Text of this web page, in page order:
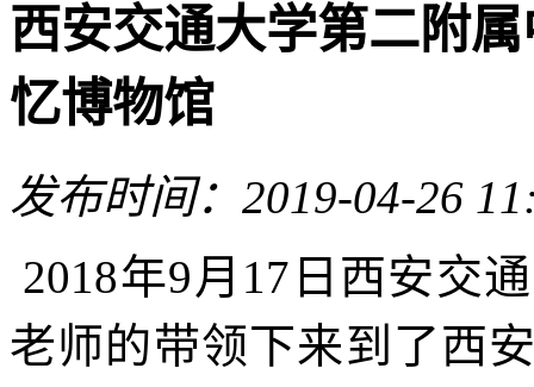
西安交通大学第二附
忆博物馆
发布时间：2019-04-26
2018年9月 17 日 西安交
老师的带领下来到了西